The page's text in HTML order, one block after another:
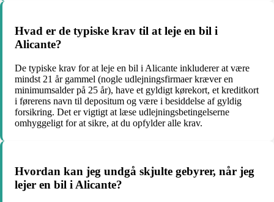
Hvad er de typiske krav til at leje en bil i
Alicante?
De typiske krav for at leje en bil i Alicante inkluderer at være
mindst 21 år gammel (nogle udlejningsfirmaer kræver en
minimumsalder på 25 år), have et gyldigt kørekort, et kreditkort
i førerens navn til depositum og være i besiddelse af gyldig
forsikring. Det er vigtigt at læse udlejningsbetingelserne
omhyggeligt for at sikre, at du opfylder alle krav.
Hvordan kan jeg undgå skjulte gebyrer, når jeg
lejer en bil i Alicante?